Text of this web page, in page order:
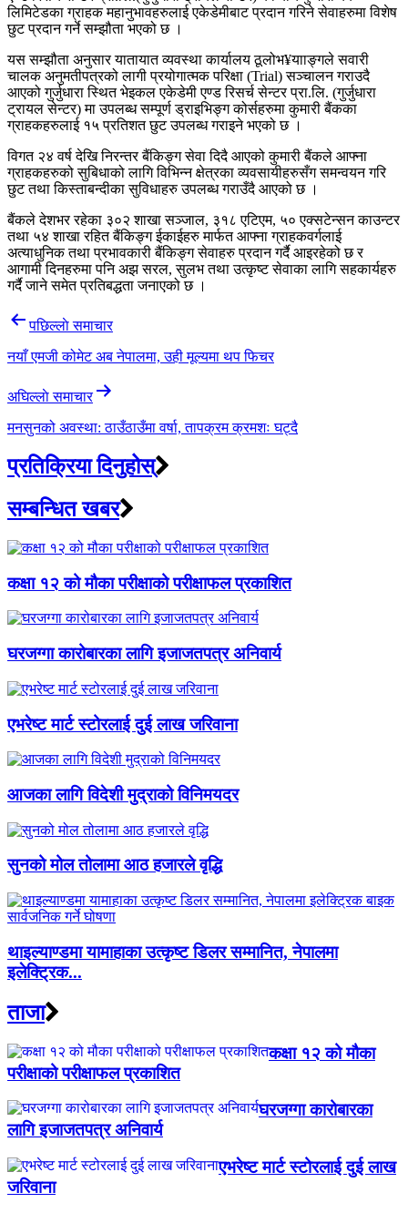
लिमिटेडका ग्राहक महानुभावहरुलाई एकेडेमीबाट प्रदान गरिने सेवाहरुमा विशेष
छुट प्रदान गर्ने सम्झौता भएको छ ।
यस सम्झौता अनुसार यातायात व्यवस्था कार्यालय ठूलोभ¥यााङ्गले सवारी
चालक अनुमतीपत्रको लागी प्रयोगात्मक परिक्षा (Trial) सञ्चालन गराउदै
आएको गुर्जुधारा स्थित भेइकल एकेडेमी एण्ड रिसर्च सेन्टर प्रा.लि. (गुर्जुधारा
ट्रायल सेन्टर) मा उपलब्ध सम्पूर्ण ड्राइभिङ्ग कोर्सहरुमा कुमारी बैंकका
ग्राहकहरुलाई १५ प्रतिशत छुट उपलब्ध गराइने भएको छ ।
विगत २४ वर्ष देखि निरन्तर बैंकिङ्ग सेवा दिदै आएको कुमारी बैंकले आफ्ना
ग्राहकहरुको सुबिधाको लागि विभिन्न क्षेत्रका व्यवसायीहरुसँग समन्वयन गरि
छुट तथा किस्ताबन्दीका सुविधाहरु उपलब्ध गराउँदै आएको छ ।
बैंकले देशभर रहेका ३०२ शाखा सञ्जाल, ३१८ एटिएम, ५० एक्सटेन्सन काउन्टर
तथा ५४ शाखा रहित बैंकिङ्ग ईकाईहरु मार्फत आफ्ना ग्राहकवर्गलाई
अत्याधुनिक तथा प्रभावकारी बैंकिङ्ग सेवाहरु प्रदान गर्दै आइरहेको छ र
आगामी दिनहरुमा पनि अझ सरल, सुलभ तथा उत्कृष्ट सेवाका लागि सहकार्यहरु
गर्दै जाने समेत प्रतिबद्धता जनाएको छ ।
Post
navigation
पछिल्लाे समाचार
नयाँ एमजी कोमेट अब नेपालमा, उही मूल्यमा थप फिचर
अघिल्लाे समाचार
मनसुनको अवस्था: ठाउँठाउँमा वर्षा, तापक्रम क्रमशः घट्दै
प्रतिक्रिया दिनुहोस्
सम्बन्धित खबर
कक्षा १२ को मौका परीक्षाको परीक्षाफल प्रकाशित
घरजग्गा कारोबारका लागि इजाजतपत्र अनिवार्य
एभरेष्ट मार्ट स्टोरलाई दुई लाख जरिवाना
आजका लागि विदेशी मुद्राको विनिमयदर
सुनको मोल तोलामा आठ हजारले वृद्धि
थाइल्याण्डमा यामाहाका उत्कृष्ट डिलर सम्मानित, नेपालमा
इलेक्ट्रिक...
ताजा
कक्षा १२ को मौका
परीक्षाको परीक्षाफल प्रकाशित
घरजग्गा कारोबारका
लागि इजाजतपत्र अनिवार्य
एभरेष्ट मार्ट स्टोरलाई दुई लाख
जरिवाना